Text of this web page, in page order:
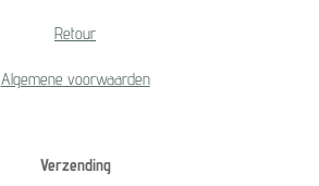
Retour
Algemene voorwaarden
Verzending